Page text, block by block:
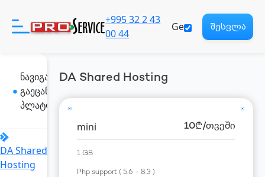
პროდუქტები
დახმარება
ჩვენ შესახებ
+995 32 2 43
00 44
Ge შესვლა
ნავიგაცია
გაეცანი ჩვენს
პლატფორმას
DA Shared
Hosting
DA Shared Hosting
mini 10₾/თვეში
1 GB
Php support ( 5.6 - 8.3 )